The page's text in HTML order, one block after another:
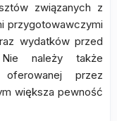
związanych z
przygotowawczymi
wydatków przed
należy także
przez
większa pewność